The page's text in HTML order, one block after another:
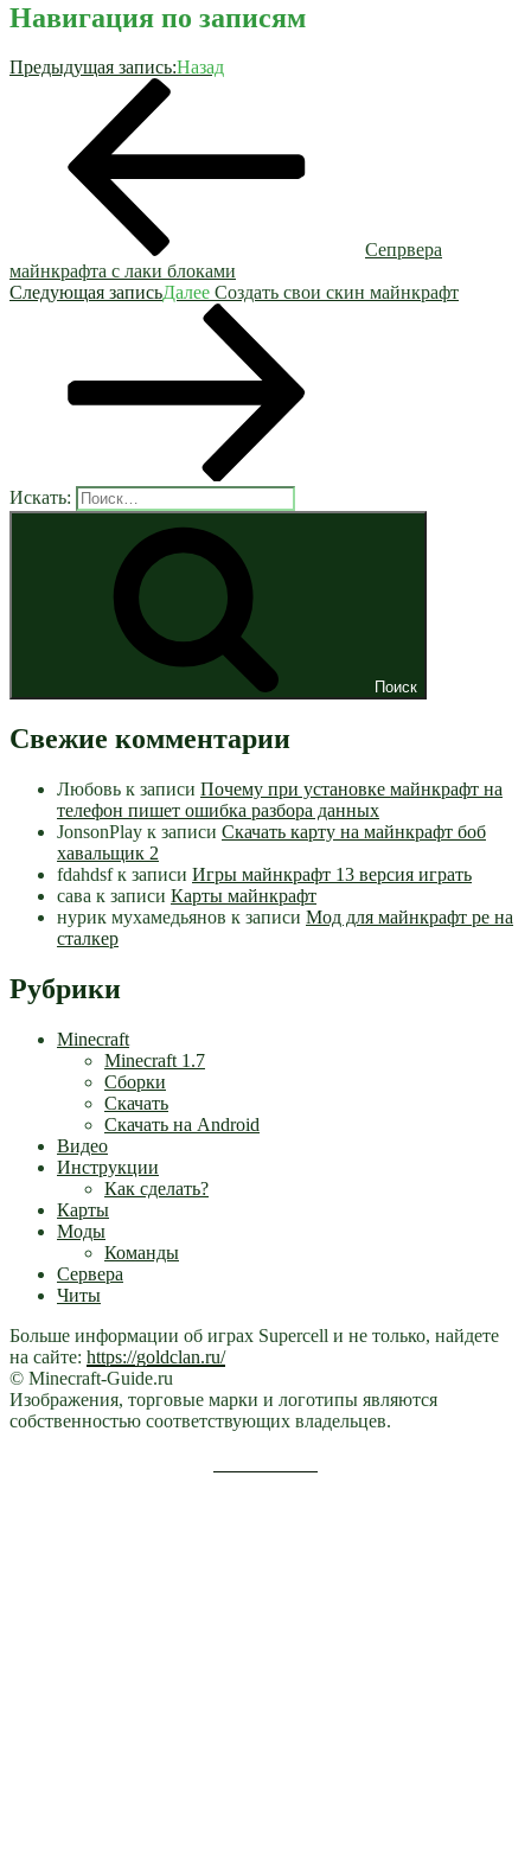
Навигация по записям
Предыдущая запись:Назад
Сепрвера
майнкрафта с лаки блоками
Следующая записьДалее Создать свои скин майнкрафт
Искать:
Поиск
Свежие комментарии
Любовь к записи Почему при установке майнкрафт на
телефон пишет ошибка разбора данных
JonsonPlay к записи Скачать карту на майнкрафт боб
хавальщик 2
fdahdsfк записи Игры майнкрафт 13 версия играть
сава к записи Карты майнкрафт
нурик мухамедьянов к записи Мод для майнкрафт pe на
сталкер
Рубрики
Minecraft
Minecraft 1.7
Сборки
Скачать
Скачать на Android
Видео
Инструкции
Как сделать?
Карты
Моды
Команды
Сервера
Читы
Больше информации об играх Supercell и не только, найдете
на сайте: https://goldclan.ru/
© Minecraft-Guide.ru
Изображения, торговые марки и логотипы являются
собственностью соответствующих владельцев.